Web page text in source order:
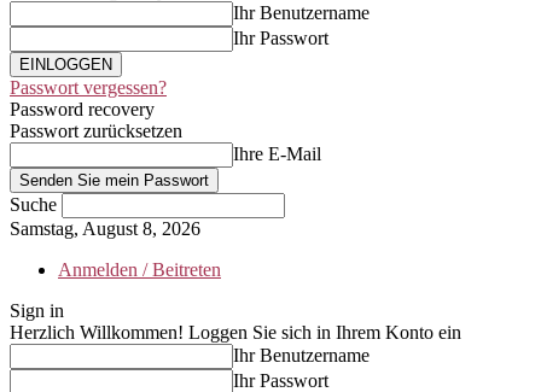
Ihr Benutzername
Ihr Passwort
Passwort vergessen?
Password recovery
Passwort zurücksetzen
Ihre E-Mail
Suche
Samstag, August 8, 2026
Anmelden / Beitreten
Sign in
Herzlich Willkommen! Loggen Sie sich in Ihrem Konto ein
Ihr Benutzername
Ihr Passwort